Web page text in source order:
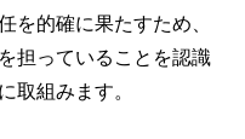
を的確に果たすため、
担っていることを認識
取組みます。